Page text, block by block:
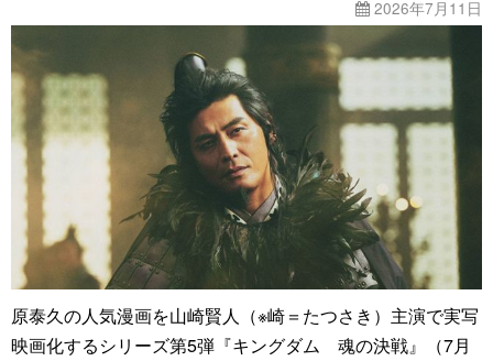
2026年7月11日
原泰久の人気漫画を山崎賢人（※崎＝たつさき）主演で実写
映画化するシリーズ第5弾『キングダム 魂の決戦』（7月